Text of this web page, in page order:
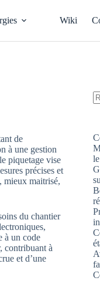
Wiki
de
à une gestion
piquetage vise
précises et
mieux maitrisé,
du chantier
à un code
contribuant à
et d’une